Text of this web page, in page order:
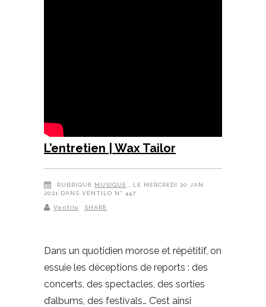
L’entretien | Wax Tailor
RUBRIQUE MUSIQUE
, LE MERCREDI 20 JAN
2021 DANS VENTILO N° 447
Ventilo SHARE
Dans un quotidien morose et répétitif, on
essuie les déceptions de reports : des
concerts, des spectacles, des sorties
d’albums, des festivals… C’est ainsi